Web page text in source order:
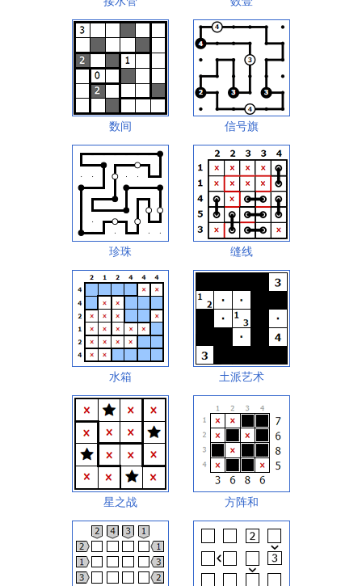
数间 信号旗
珍珠 缝线
水箱 土派艺术
星之战 方阵和